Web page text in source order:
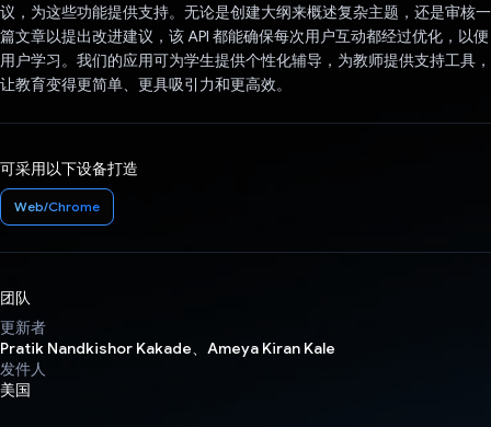
议，为这些功能提供支持。无论是创建大纲来概述复杂主题，还是审核一
篇文章以提出改进建议，该 API 都能确保每次用户互动都经过优化，以便
用户学习。我们的应用可为学生提供个性化辅导，为教师提供支持工具，
让教育变得更简单、更具吸引力和更高效。
可采用以下设备打造
Web/Chrome
团队
更新者
Pratik Nandkishor Kakade、Ameya Kiran Kale
发件人
美国